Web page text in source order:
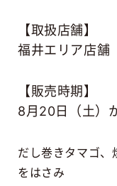
【取扱店舗】
福井エリア店舗
【販売時期】
8月20日（土）
だし巻きタマゴ、
をはさみ